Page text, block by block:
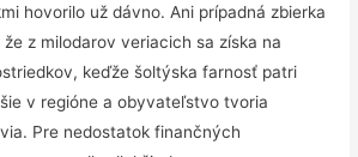
hovorilo už dávno. Ani prípadná zbierka
z milodarov veriacich sa získa na
keďže šoltýska farnosť patri
v regióne a obyvateľstvo tvoria
Pre nedostatok finančných